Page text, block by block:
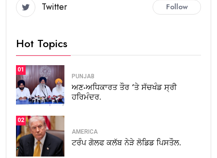
Twitter Follow
Hot Topics
01
PUNJAB
ਅਣ-ਅਧਿਕਾਰਤ ਤੌਰ ‘ਤੇ ਸੱਚਖੰਡ ਸ੍ਰੀ
ਹਰਿਮੰਦਰ.
02
AMERICA
ਟਰੰਪ ਗੋਲਫ ਕਲੱਬ ਨੇੜੇ ਲੋਡਿਡ ਪਿਸਤੌਲ.